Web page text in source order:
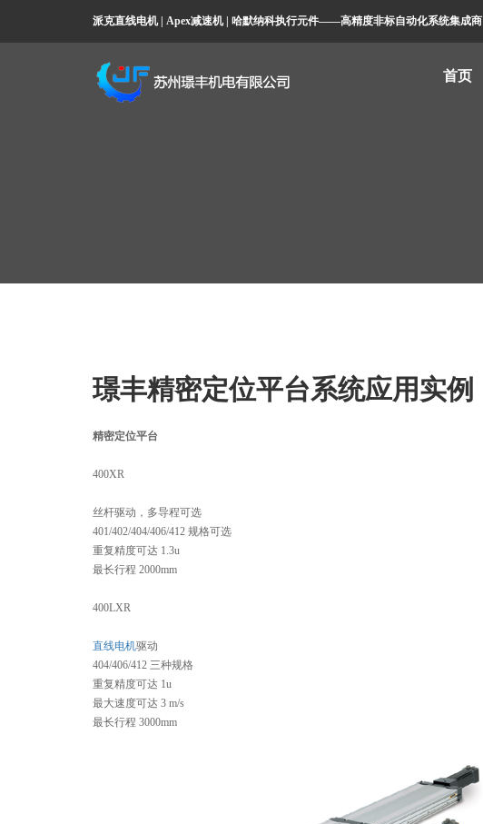
派克直线电机 | Apex减速机 | 哈默纳科执行元件——高精度非标自动化系统集成商
首页
璟丰精密定位平台系统应用实例
精密定位平台
400XR
丝杆驱动，多导程可选
401/402/404/406/412 规格可选
重复精度可达 1.3u
最长行程 2000mm
400LXR
直线电机驱动
404/406/412 三种规格
重复精度可达 1u
最大速度可达 3 m/s
最长行程 3000mm